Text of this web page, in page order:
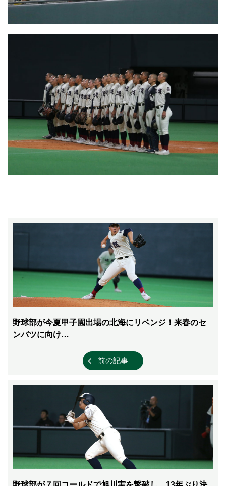
野球部が今夏甲子園出場の北海にリベンジ！来春のセ
ンバツに向け…
前の記事